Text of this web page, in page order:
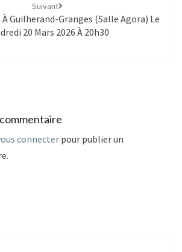
Suivant
À Guilherand-Granges (Salle Agora) Le
20 Mars 2026 À 20h30
connecter pour publier un